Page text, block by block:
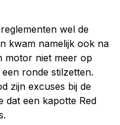
wel de
kwam namelijk ook na
motor niet meer op
ronde stilzetten.
zijn excuses bij de
dat een kapotte Red